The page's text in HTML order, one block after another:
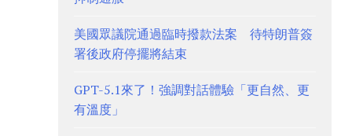
美國眾議院通過臨時撥款法案 待特朗普簽
署後政府停擺將結束
GPT-5.1來了！強調對話體驗「更自然、更
有溫度」